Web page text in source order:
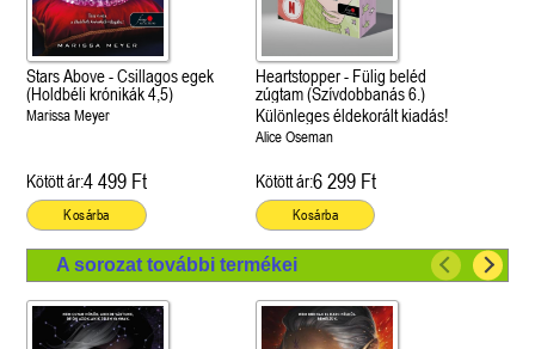
Stars Above - Csillagos egek
(Holdbéli krónikák 4,5)
Marissa Meyer
Kötött ár:4 499 Ft
Kosárba
Heartstopper - Fülig beléd
zúgtam (Szívdobbanás 6.)
Különleges éldekorált kiadás!
Alice Oseman
Kötött ár:6 299 Ft
Kosárba
A sorozat további termékei